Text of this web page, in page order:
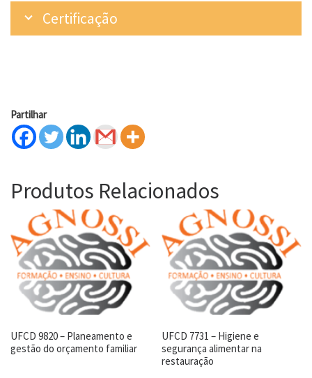
Certificação
Partilhar
Produtos Relacionados
UFCD 9820 – Planeamento e
gestão do orçamento familiar
UFCD 7731 – Higiene e
segurança alimentar na
restauração